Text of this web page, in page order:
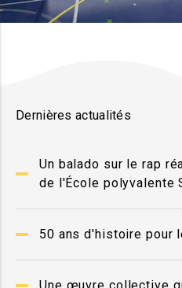
Dernières actualités
Un balado sur le rap
de l'École polyvalente
50 ans d'histoire pour